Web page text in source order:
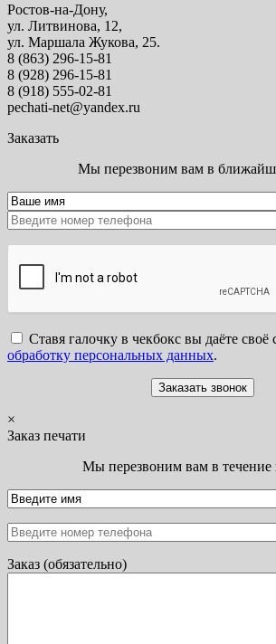
Ростов-на-Дону,
ул. Литвинова, 12,
ул. Маршала Жукова, 25.
8 (863) 296-15-81
8 (928) 296-15-81
8 (918) 555-02-81
pechati-net@yandex.ru
Заказать
Мы перезвоним вам в
Ставя галочку в чекбокс вы даёте своё
обработку персональных данных.
×
Заказ печати
Мы перезвоним вам в
Заказ (обязательно)